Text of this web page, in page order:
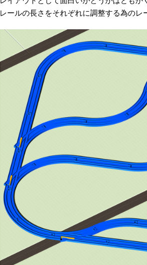
レールの長さをそれぞれに調整する為のレ